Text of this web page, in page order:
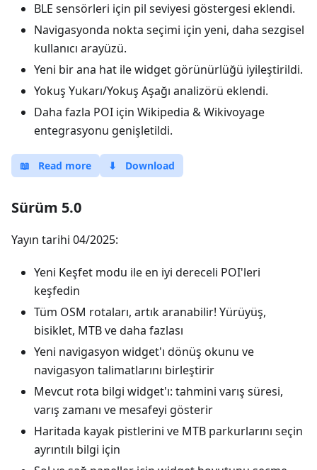
BLE sensörleri için pil seviyesi göstergesi eklendi.
Navigasyonda nokta seçimi için yeni, daha sezgisel
kullanıcı arayüzü.
Yeni bir ana hat ile widget görünürlüğü iyileştirildi.
Yokuş Yukarı/Yokuş Aşağı analizörü eklendi.
Daha fazla POI için Wikipedia & Wikivoyage
entegrasyonu genişletildi.
📖 Read more ⬇ Download
Sürüm 5.0
Yayın tarihi 04/2025:
Yeni Keşfet modu ile en iyi dereceli POI'leri
keşfedin
Tüm OSM rotaları, artık aranabilir! Yürüyüş,
bisiklet, MTB ve daha fazlası
Yeni navigasyon widget'ı dönüş okunu ve
navigasyon talimatlarını birleştirir
Mevcut rota bilgi widget'ı: tahmini varış süresi,
varış zamanı ve mesafeyi gösterir
Haritada kayak pistlerini ve MTB parkurlarını seçin
ayrıntılı bilgi için